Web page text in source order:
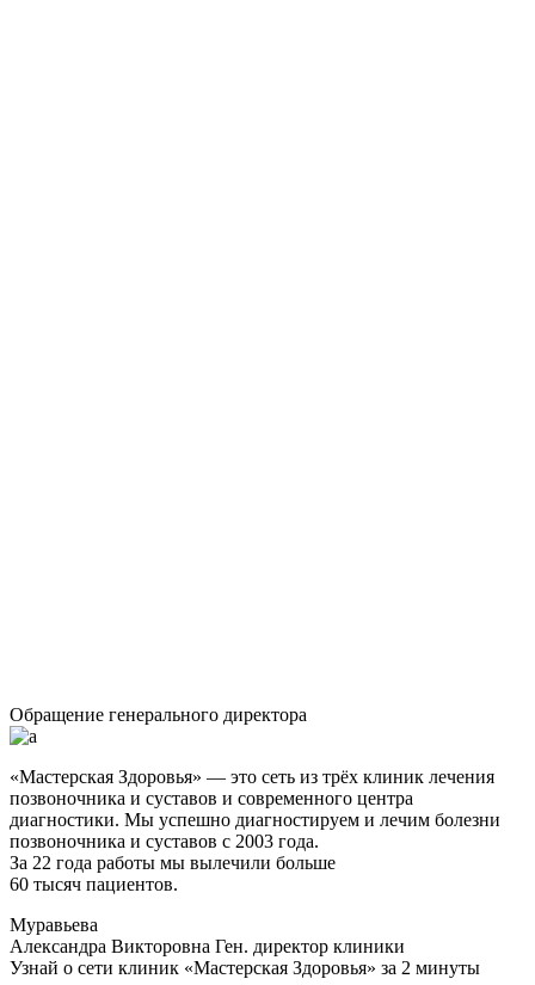
Обращение генерального директора
«Мастерская Здоровья» — это сеть из трёх клиник лечения
позвоночника и суставов и современного центра
диагностики. Мы успешно диагностируем и лечим болезни
позвоночника и суставов с 2003 года.
За 22 года работы мы вылечили больше
60 тысяч пациентов.
Муравьева
Александра Викторовна Ген. директор клиники
Узнай о сети клиник «Мастерская Здоровья» за 2 минуты